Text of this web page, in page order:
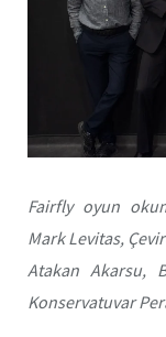
Fairfly oyun
Mark Levitas,
Atakan Akarsu,
Konservatuvar